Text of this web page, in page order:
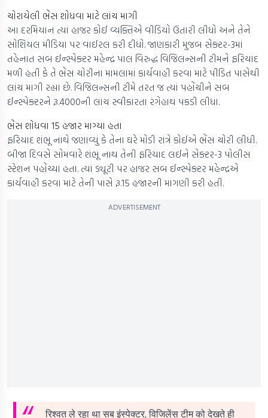
ચોરાયેલી ભેંસ શોધવા માટે લાંચ માગી
આ દરમિયાન ત્યાં હાજર કોઈ વ્યક્તિએ વીડિયો ઉતારી લીધો અને તેને
સોશિયલ મીડિયા પર વાઈરલ કરી દીધો. જાણકારી મુજબ સેક્ટર-3માં
તહેનાત સબ ઈન્સ્પેક્ટર મહેન્દ્ર પાલ વિરુદ્ધ વિજિલન્સની ટીમને ફરિયાદ
મળી હતી કે તે ભેંસ ચોરીના મામલામાં કાર્યવાહી કરવા માટે પીડિત પાસેથી
લાંચ માગી રહ્યા છે. વિજિલન્સની ટીમે તરત જ ત્યાં પહોંચીને સબ
ઈન્સ્પેક્ટરને રૂ.4000ની લાંચ સ્વીકારતા રંગેહાથ પકડી લીધા.
ભેંસ શોધવા 15 હજાર માગ્યા હતા
ફરિયાદ શંભૂ નાથે જણાવ્યું કે તેના ઘરે મોડી રાત્રે કોઈએ ભેંસ ચોરી લીધી.
બીજા દિવસે સોમવારે શંભૂ નાથ તેની ફરિયાદ લઈને સેક્ટર-3 પોલીસ
સ્ટેશન પહોંચ્યા હતા. ત્યાં ડ્યૂટી પર હાજર સબ ઈન્સ્પેક્ટર મહેન્દ્રએ
કાર્યવાહી કરવા માટે તેની પાસે રૂ.15 હજારની માગણી કરી હતી.
ADVERTISEMENT
रिश्वत ले रहा था सब इंस्पेक्टर, विजिलेंस टीम को देखते ही